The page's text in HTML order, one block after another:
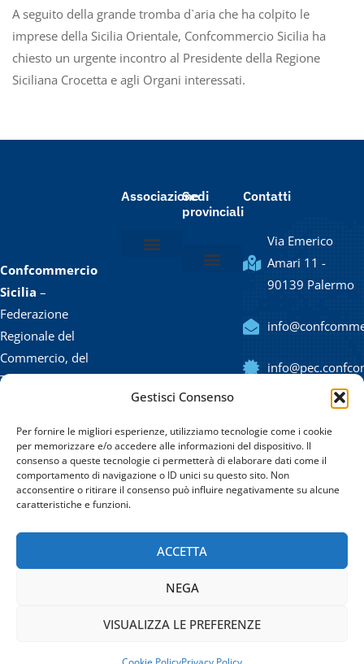
Gestisci Consenso
Per fornire le migliori esperienze, utilizziamo tecnologie come i cookie
per memorizzare e/o accedere alle informazioni del dispositivo. Il
consenso a queste tecnologie ci permetterà di elaborare dati come il
comportamento di navigazione o ID unici su questo sito. Non
acconsentire o ritirare il consenso può influire negativamente su alcune
caratteristiche e funzioni.
ACCETTA
NEGA
VISUALIZZA LE PREFERENZE
A seguito della grande tromba d`aria che ha colpito le
imprese della Sicilia Orientale, Confcommercio Sicilia ha
chiesto un urgente incontro al Presidente della Regione
Siciliana Crocetta e agli Organi interessati.
Confcommercio
Sicilia –
Federazione
Regionale del
Commercio, del
Turismo, dei
delle PMI di
Sicilia.
Via Emerico Amari 11
– 90139 Palermo
Associazione
Sedi
provinciali
Contatti
Via Emerico
Amari 11 -
90139 Palermo
323420